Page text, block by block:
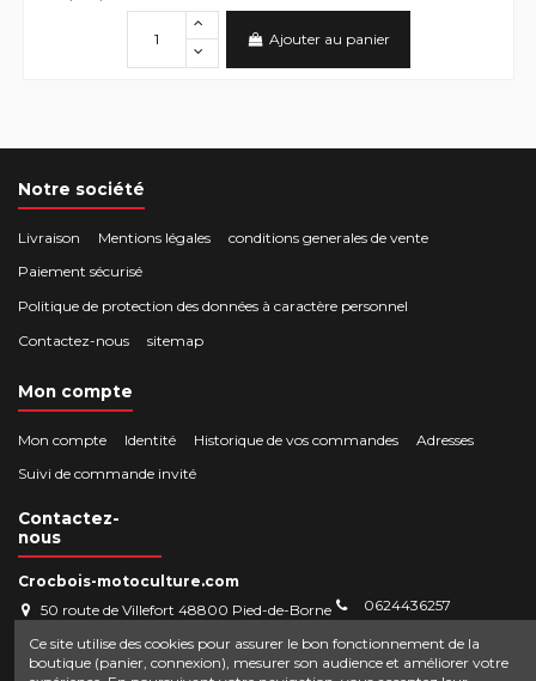
Ajouter au panier
Notre société
Livraison Mentions légales
conditions generales de vente
Paiement sécurisé
Politique de protection des données à caractère personnel
Contactez-nous
sitemap
Mon compte
Mon compte Identité Historique de vos commandes
Adresses
Suivi de commande invité
Contactez-
nous
Crocbois-motoculture.com
50 route de Villefort 48800 Pied-de-Borne
0624436257
contact@crocbois-motoculture.com
Ce site utilise des cookies pour assurer le bon fonctionnement de la
boutique (panier, connexion), mesurer son audience et améliorer votre